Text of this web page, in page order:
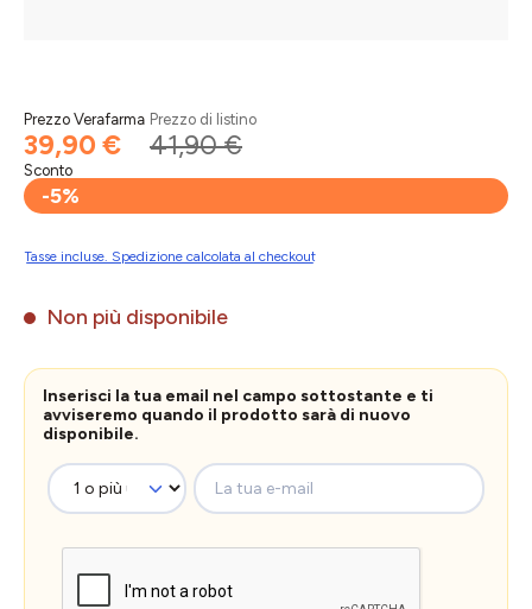
Prezzo Verafarma
39,90 €
Prezzo di listino
41,90 €
Sconto
-5%
Tasse incluse. Spedizione calcolata al checkout
Non più disponibile
Inserisci la tua email nel campo sottostante e ti
avviseremo quando il prodotto sarà di nuovo
disponibile.
La tua e-mail